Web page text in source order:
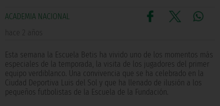
ACADEMIA NACIONAL
hace 2 años
Esta semana la Escuela Betis ha vivido uno de los momentos más
especiales de la temporada, la visita de los jugadores del primer
equipo verdiblanco. Una convivencia que se ha celebrado en la
Ciudad Deportiva Luis del Sol y que ha llenado de ilusión a los
pequeños futbolistas de la Escuela de la Fundación.